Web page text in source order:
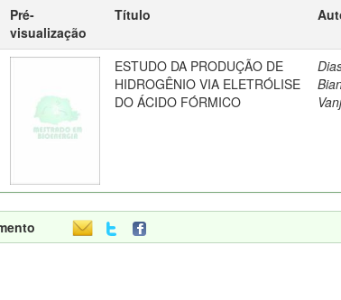
Pré-
visualização
Título
ESTUDO DA PRODUÇÃO DE
HIDROGÊNIO VIA ELETRÓLISE
DO ÁCIDO FÓRMICO